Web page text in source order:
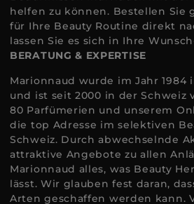
helfen zu können. Bestellen Sie
für Ihre Beauty Routine direkt
lassen Sie es sich in Ihre
BERATUNG & EXPERTISE
Marionnaud wurde im Jahr 1984
und ist seit 2000 in der Schweiz
80 Parfümerien und unserem
die top Adresse im selektiven
Schweiz. Durch abwechselnde
attraktive Angebote zu allen
Marionnaud alles, was Beauty
lässt. Wir glauben fest daran,
Arten geschaffen werden kann.